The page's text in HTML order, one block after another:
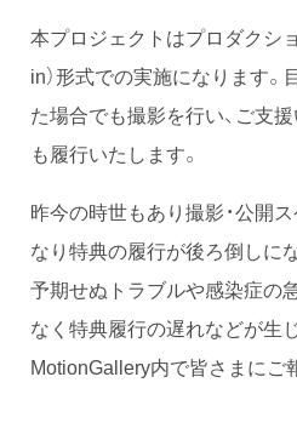
本プロジェクトはプロダクシ
in）形式での実施になります
た場合でも撮影を行い、ご支
も履行いたします。
昨今の時世もあり撮影・公開
なり特典の履行が後ろ倒しに
予期せぬトラブルや感染症の
なく特典履行の遅れなどが生
MotionGallery内で皆さまにご